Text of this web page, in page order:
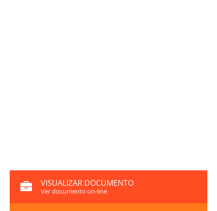
VISUALIZAR DOCUMENTO
Ver documento on-line